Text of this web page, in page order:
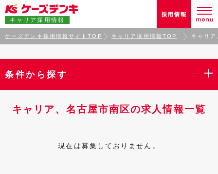
キャリア採用情報
ケーズデンキ採用情報サイトTOP キャリア採用情報TOP キャリ
条件から探す
キャリア、名古屋市南区の求人情報一覧
現在は募集しておりません。